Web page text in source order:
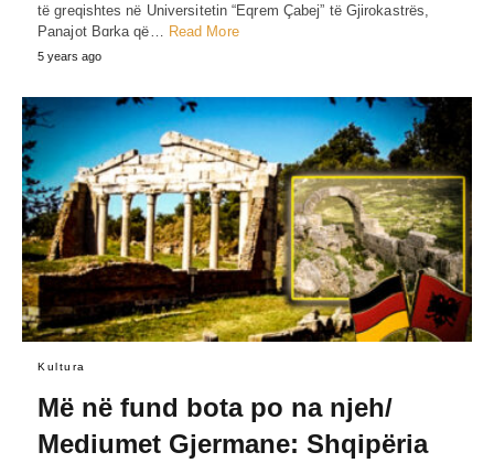
të greqishtes në Universitetin “Eqrem Çabej” të Gjirokastrës,
Panajot Bɑrka që…
Read More
5 years ago
Kultura
Më në fund bota po na njeh/
Mediumet Gjermane: Shqipëria